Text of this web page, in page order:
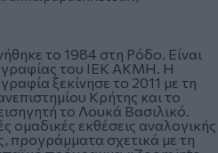
το 1984 στη Ρόδο. Είναι
του ΙΕΚ ΑΚΜΗ. Η
ξεκίνησε το 2011 με τη
Κρήτης και το
το Λουκά Βασιλικό.
ομαδικές εκθέσεις αναλογικής
προγράμματα σχετικά με τη